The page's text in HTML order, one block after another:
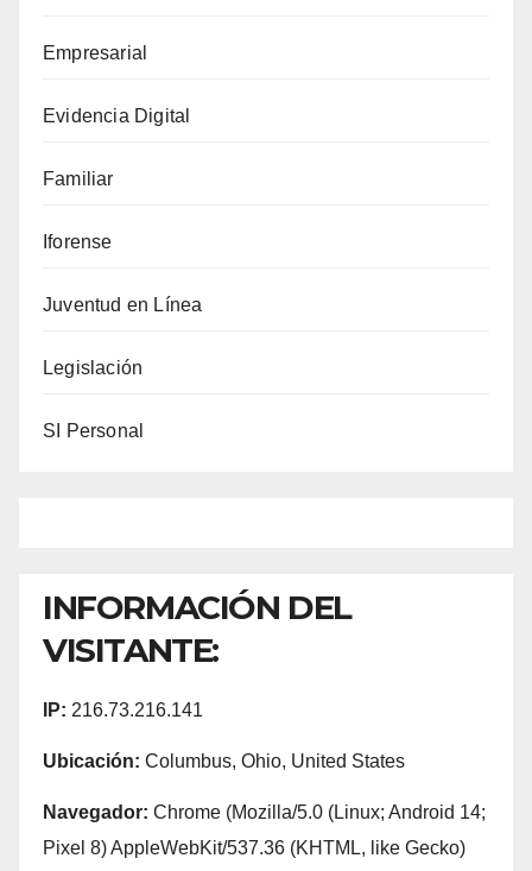
robo
datos
Empresarial
Evidencia Digital
Familiar
Iforense
Juventud en Línea
Legislación
SI Personal
INFORMACIÓN DEL
VISITANTE:
IP: 216.73.216.141
Ubicación: Columbus, Ohio, United States
Navegador: Chrome (Mozilla/5.0 (Linux; Android 14;
Pixel 8) AppleWebKit/537.36 (KHTML, like Gecko)